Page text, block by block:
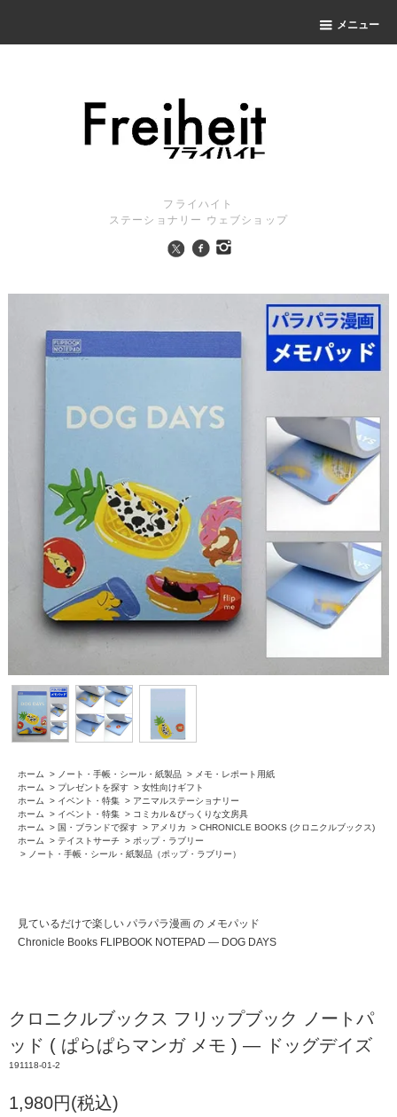
メニュー
フライハイト
ステーショナリー ウェブショップ
ホーム > ノート・手帳・シール・紙製品 > メモ・レポート用紙
ホーム
> プレゼントを探す > 女性向けギフト
ホーム
> イベント・特集 > アニマルステーショナリー
ホーム
> イベント・特集 > コミカル＆びっくりな文房具
ホーム
> 国・ブランドで探す > アメリカ > CHRONICLE BOOKS (クロニクルブックス)
ホーム
> テイストサーチ > ポップ・ラブリー
> ノート・手帳・シール・紙製品（ポップ・ラブリー）
見ているだけで楽しい パラパラ漫画 の メモパッド
Chronicle Books FLIPBOOK NOTEPAD ― DOG DAYS
クロニクルブックス フリップブック ノートパ
ッド ( ぱらぱらマンガ メモ ) ― ドッグデイズ
191118-01-2
1,980円(税込)